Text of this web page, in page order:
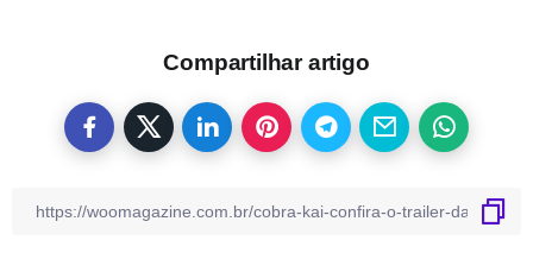
Compartilhar artigo